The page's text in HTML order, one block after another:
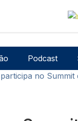
Podcast
no Summit